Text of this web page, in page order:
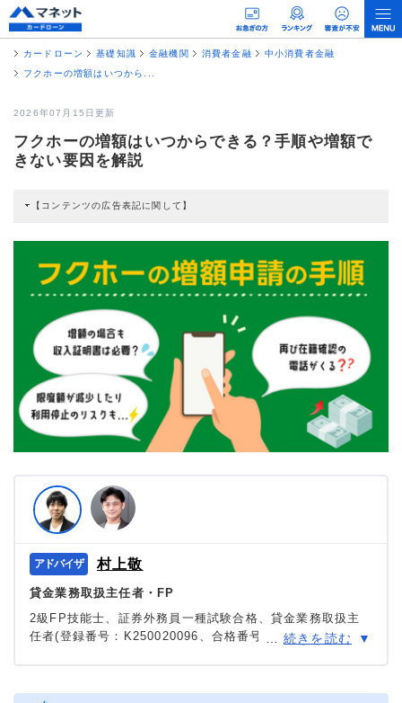
カードローン 基礎知識 金融機関 消費者金融
中小消費者金融
フクホーの増額はいつから...
2026年07月15日更新
フクホーの増額はいつからできる？手順や増額で
きない要因を解説
【コンテンツの広告表記に関して】
だし、特定の商品を根拠なくPRするものではなく、当編集部の調査／ユーザー
への口コミ収集などに基づき、公平性を担保した情報提供を行っています。
>提携企業一覧
村上敬
貸金業務取扱主任者・FP
2級FP技能士、証券外務員一種試験合格、貸金業務取扱主
任者(登録番号：K250020096、合格番号：第F241000177
ン、FX、不動産、保険など、多くの金融領域における情報
続きを読む